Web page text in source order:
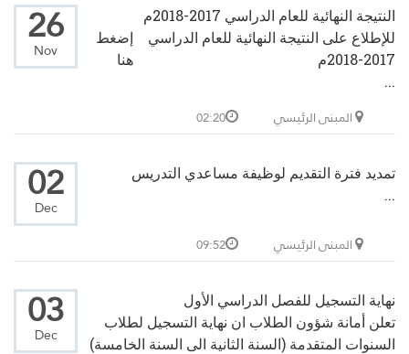
26
Nov
النتيجة النهائية للعام الدراسي 2017-2018م
للإطلاع على النتيجة النهائية للعام الدراسي
2017-2018م
إضغط
هنا
...
المبنى الرئيسي 02:20
02
Dec
تمديد فترة التقديم لوظيفة مساعدي التدريس
...
المبنى الرئيسي 09:52
03
Dec
نهاية التسجيل للفصل الدراسي الأول
تعلن أمانة شؤون الطلاب ان نهاية التسجيل لطلاب
السنوات المتقدمة (السنة الثانية الى السنة الخامسة)